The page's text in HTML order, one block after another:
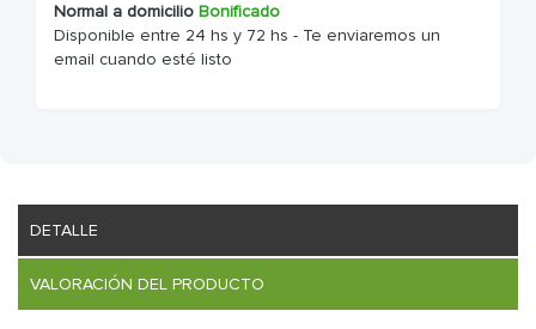
Normal a domicilio Bonificado
Disponible entre 24 hs y 72 hs - Te enviaremos un
email cuando esté listo
DETALLE
VALORACIÓN DEL PRODUCTO